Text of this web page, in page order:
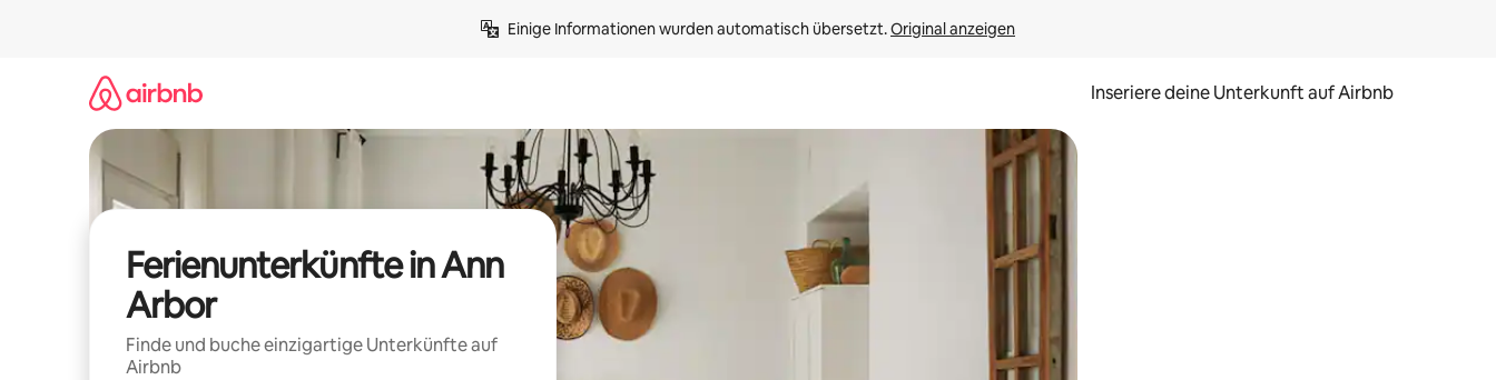
Einige Informationen wurden automatisch übersetzt. Original anzeigen
Inseriere deine Unterkunft auf Airbnb
Ferienunterkünfte in Ann
Arbor
Finde und buche einzigartige Unterkünfte auf
Airbnb